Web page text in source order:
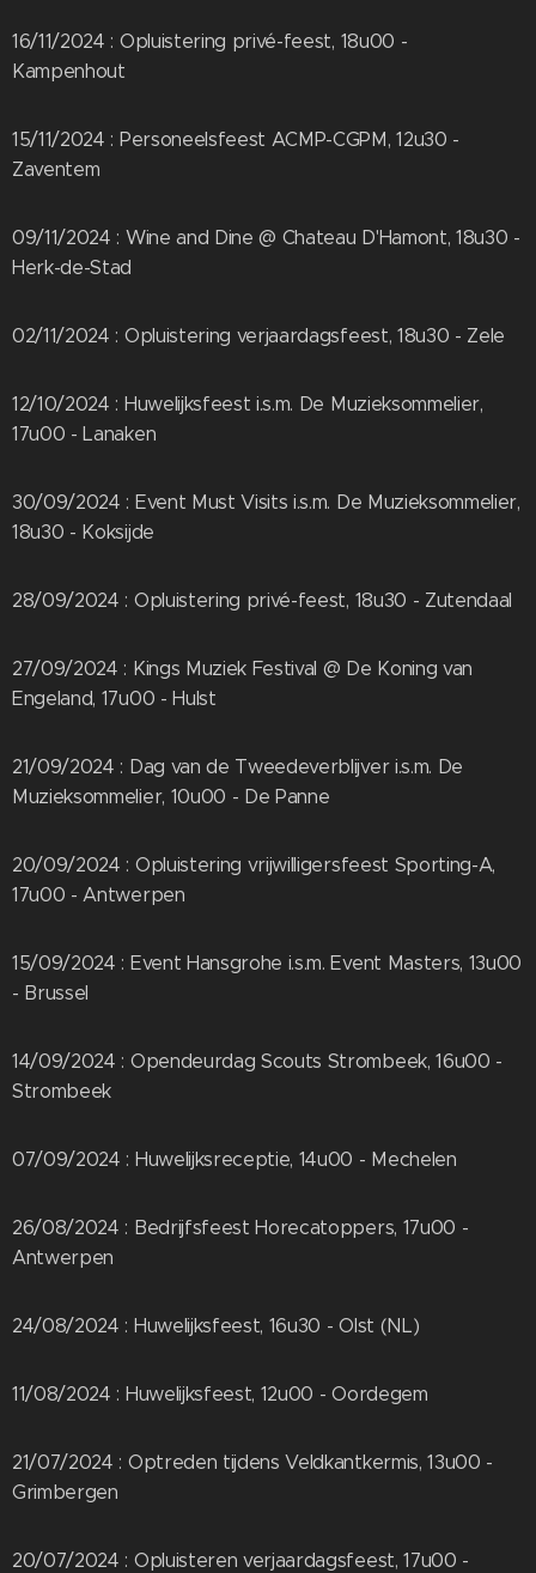
16/11/2024 : Opluistering privé-feest, 18u00 -
Kampenhout
15/11/2024 : Personeelsfeest ACMP-CGPM, 12u30 -
Zaventem
09/11/2024 : Wine and Dine @ Chateau D'Hamont, 18u30 -
Herk-de-Stad
02/11/2024 : Opluistering verjaardagsfeest, 18u30 - Zele
12/10/2024 : Huwelijksfeest i.s.m. De Muzieksommelier,
17u00 - Lanaken
30/09/2024 : Event Must Visits i.s.m. De Muzieksommelier,
18u30 - Koksijde
28/09/2024 : Opluistering privé-feest, 18u30 - Zutendaal
27/09/2024 : Kings Muziek Festival @ De Koning van
Engeland, 17u00 - Hulst
21/09/2024 : Dag van de Tweedeverblijver i.s.m. De
Muzieksommelier, 10u00 - De Panne
20/09/2024 : Opluistering vrijwilligersfeest Sporting-A,
17u00 - Antwerpen
15/09/2024 : Event Hansgrohe i.s.m. Event Masters, 13u00
- Brussel
14/09/2024 : Opendeurdag Scouts Strombeek, 16u00 -
Strombeek
07/09/2024 : Huwelijksreceptie, 14u00 - Mechelen
26/08/2024 : Bedrijfsfeest Horecatoppers, 17u00 -
Antwerpen
24/08/2024 : Huwelijksfeest, 16u30 - Olst (NL)
11/08/2024 : Huwelijksfeest, 12u00 - Oordegem
21/07/2024 : Optreden tijdens Veldkantkermis, 13u00 -
Grimbergen
20/07/2024 : Opluisteren verjaardagsfeest, 17u00 -